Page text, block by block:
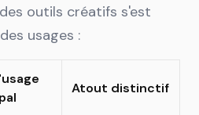
outils créatifs s'est
usages :
Atout distinctif